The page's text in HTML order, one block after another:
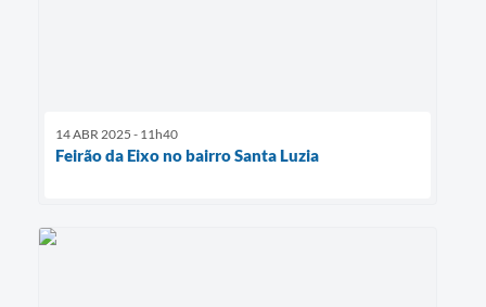
14 ABR 2025 - 11h40
Feirão da Eixo no bairro Santa Luzia